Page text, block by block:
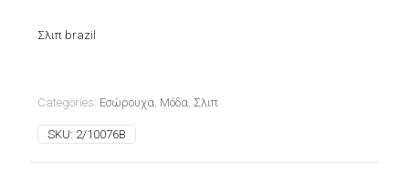
Σλιπ brazil
Categories: Εσώρουχα, Μόδα, Σλιπ
SKU: 2/10076B